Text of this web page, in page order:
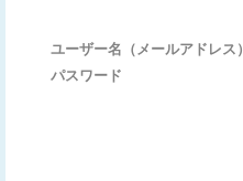
ユーザー名（メールアドレス）
パスワード